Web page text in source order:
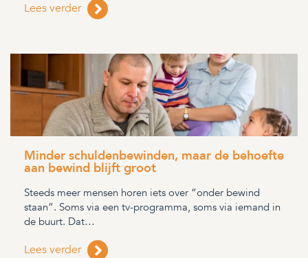
Lees verder
Minder schuldenbewinden, maar de behoefte
aan bewind blijft groot
Steeds meer mensen horen iets over “onder bewind
staan”. Soms via een tv-programma, soms via iemand in
de buurt. Dat…
Lees verder